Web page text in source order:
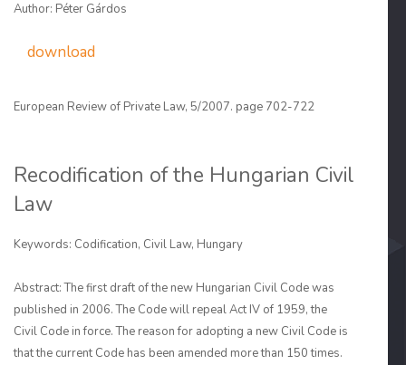
Author: Péter Gárdos
download
European Review of Private Law, 5/2007. page 702-722
Recodification of the Hungarian Civil
Law
Keywords: Codification, Civil Law, Hungary
Abstract: The first draft of the new Hungarian Civil Code was
published in 2006. The Code will repeal Act IV of 1959, the
Civil Code in force. The reason for adopting a new Civil Code is
that the current Code has been amended more than 150 times.